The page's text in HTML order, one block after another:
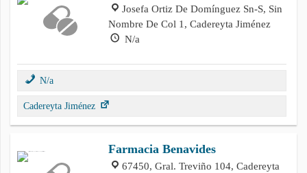
Josefa Ortiz De Domínguez Sn-S, Sin
Nombre De Col 1, Cadereyta Jiménez
N/a
N/a
Cadereyta Jiménez
Farmacia Benavides
67450, Gral. Treviño 104, Cadereyta